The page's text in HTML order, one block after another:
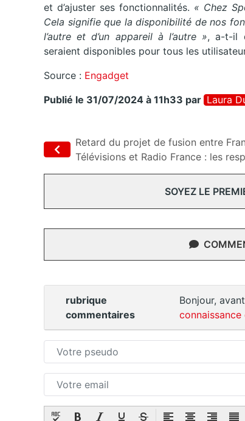
et d’ajuster ses fonctionnalités. « Chez
Cela signifie que la disponibilité de nos
l’autre et d’un appareil à l’autre », a-t-il
seraient disponibles pour tous les
Source : Engadget
Publié le 31/07/2024 à 11h33 par Laura
Retard du projet de fusion entre
Télévisions et Radio France : les
SOYEZ LE
rubrique
commentaires
Bonjour,
connaissance